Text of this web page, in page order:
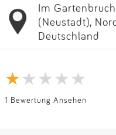
Im
(Neustadt),
Deutschland
1 Bewertung Ansehen